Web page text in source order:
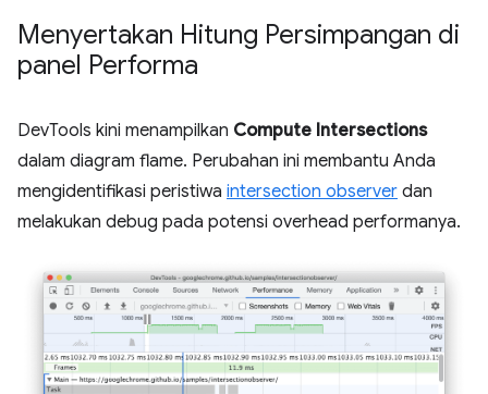
Menyertakan Hitung Persimpangan di
panel Performa
DevTools kini menampilkan Compute Intersections
dalam diagram flame. Perubahan ini membantu Anda
mengidentifikasi peristiwa intersection observer dan
melakukan debug pada potensi overhead performanya.